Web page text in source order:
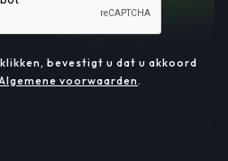
bevestigt u dat u akkoord
voorwaarden .